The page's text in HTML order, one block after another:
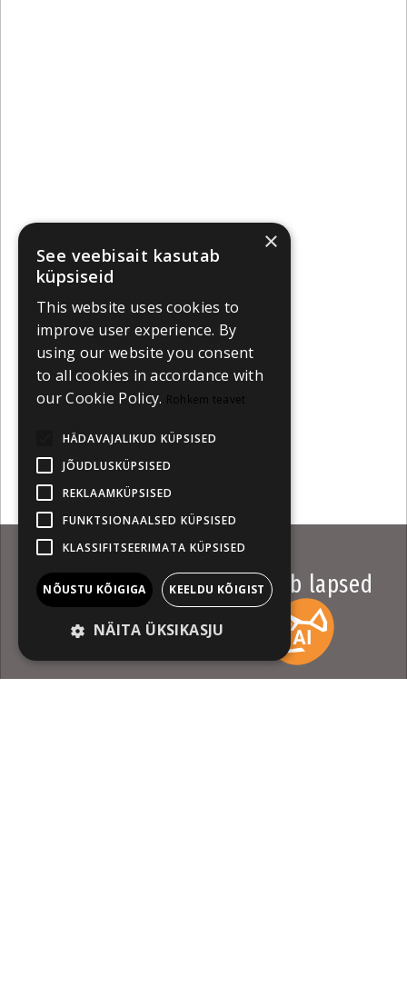
Just Filmi haridusfond aitab lapsed
kinno
×
See veebisait kasutab
küpsiseid
This website uses cookies to
improve user experience. By
using our website you consent
to all cookies in accordance with
our Cookie Policy. Rohkem teavet
HÄDAVAJALIKUD KÜPSISED
JÕUDLUSKÜPSISED
REKLAAMKÜPSISED
FUNKTSIONAALSED KÜPSISED
KLASSIFITSEERIMATA KÜPSISED
NÕUSTU KÕIGIGA KEELDU KÕIGIST
NÄITA ÜKSIKASJU